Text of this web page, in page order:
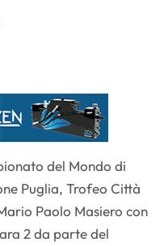
del Mondo di
Puglia, Trofeo Città
Paolo Masiero con
2 da parte del